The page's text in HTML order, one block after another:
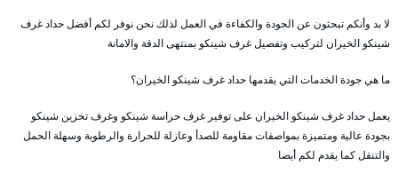
لا بد وأنكم تبحثون عن الجودة والكفاءة في العمل لذلك نحن نوفر لكم أفضل حداد غرف
شينكو الخيران لتركيب وتفصيل غرف شينكو بمنتهى الدقة والامانة
ما هي جودة الخدمات التي يقدمها حداد غرف شينكو الخيران؟
يعمل حداد غرف شينكو الخيران على توفير غرف حراسة شينكو وغرف تخزين شينكو
بجودة عالية ومتميزة بمواصفات مقاومة للصدأ وعازلة للحرارة والرطوبة وسهلة الحمل
والتنقل كما يقدم لكم أيضا